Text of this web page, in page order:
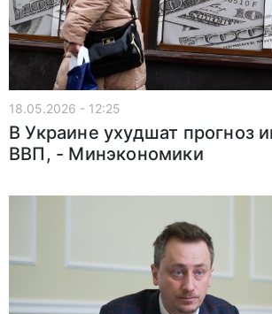
18.05.2026 - 12:25
В Украине ухудшат прогноз
ВВП, - Минэкономики